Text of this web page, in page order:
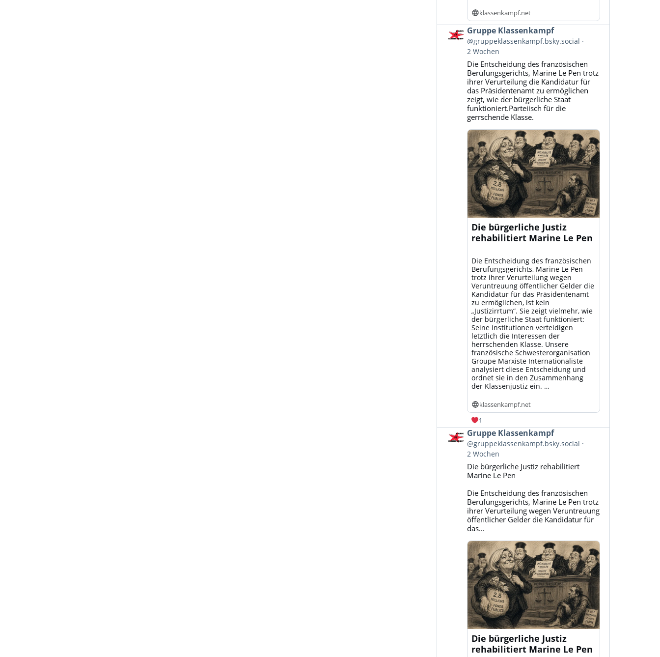
klassenkampf.net
Beitrag
von
Gruppe
Klassenkampf
Bluesky
ansehen
Gruppe Klassenkampf
@gruppeklassenkampf.bsky.social
2 Wochen
Die Entscheidung des französischen
Berufungsgerichts, Marine Le Pen trotz
ihrer Verurteilung die Kandidatur für
das Präsidentenamt zu ermöglichen
zeigt, wie der bürgerliche Staat
funktioniert.Parteiisch für die
gerrschende Klasse.
Die bürgerliche Justiz
rehabilitiert Marine Le Pen
Die Entscheidung des französischen
Berufungsgerichts, Marine Le Pen
trotz ihrer Verurteilung wegen
Veruntreuung öffentlicher Gelder die
Kandidatur für das Präsidentenamt
zu ermöglichen, ist kein
„Justizirrtum“. Sie zeigt vielmehr, wie
der bürgerliche Staat funktioniert:
Seine Institutionen verteidigen
letztlich die Interessen der
herrschenden Klasse. Unsere
französische Schwesterorganisation
Groupe Marxiste Internationaliste
analysiert diese Entscheidung und
ordnet sie in den Zusammenhang
der Klassenjustiz ein. …
klassenkampf.net
1
Beitrag
von
Gruppe
Klassenkampf
Bluesky
ansehen
Gruppe Klassenkampf
@gruppeklassenkampf.bsky.social
2 Wochen
Die bürgerliche Justiz rehabilitiert
Marine Le Pen
Die Entscheidung des französischen
Berufungsgerichts, Marine Le Pen trotz
ihrer Verurteilung wegen Veruntreuung
öffentlicher Gelder die Kandidatur für
das...
Die bürgerliche Justiz
rehabilitiert Marine Le Pen